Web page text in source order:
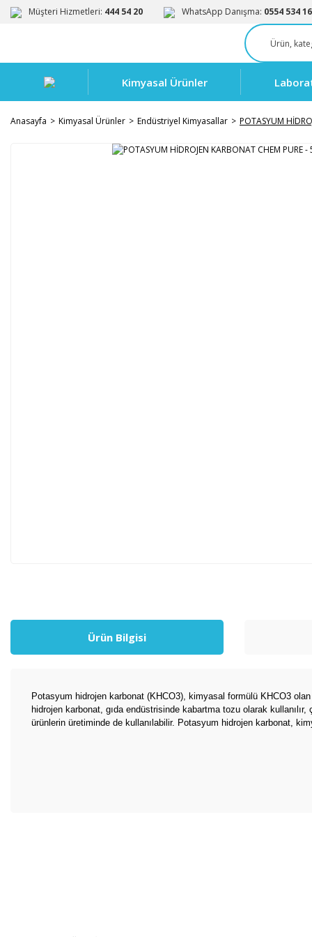
Müşteri Hizmetleri: 444 54 20 WhatsApp Danışma: 0554 534
Kimyasal Ürünler
Anasayfa Kimyasal Ürünler Endüstriyel Kimyasallar POTASYUM
Ürün Bilgisi
Potasyum hidrojen karbonat (KHCO3), kimyasal formülü KHCO3
hidrojen karbonat, gıda endüstrisinde kabartma tozu olarak
ürünlerin üretiminde de kullanılabilir. Potasyum hidrojen karbonat,